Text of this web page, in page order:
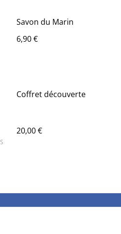
Savon du Marin
6,90 €
Coffret découverte
20,00 €